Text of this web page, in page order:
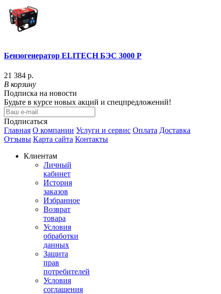
Бензогенератор ELITECH БЭС 3000 P
21 384 р.
В корзину
Подписка на новости
Будьте в курсе новых акций и спецпредложений!
Подписаться
Главная О компании Услуги и сервис Оплата Доставка
Отзывы Карта сайта Контакты
Клиентам
Личный
кабинет
История
заказов
Избранное
Возврат
товара
Условия
обработки
данных
Защита
прав
потребителей
Условия
соглашения